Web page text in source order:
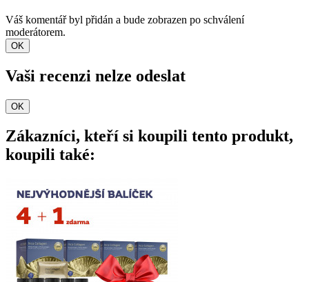
Váš komentář byl přidán a bude zobrazen po schválení
moderátorem.
OK
Vaši recenzi nelze odeslat
OK
Zákazníci, kteří si koupili tento produkt,
koupili také: